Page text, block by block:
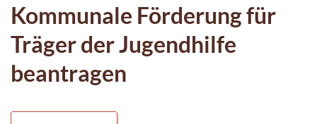
Kommunale Förderung für
Träger der Jugendhilfe
beantragen